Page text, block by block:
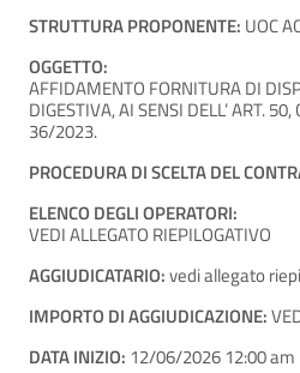
STRUTTURA PROPONENTE: UOC
OGGETTO:
AFFIDAMENTO FORNITURA DI
DIGESTIVA, AI SENSI DELL’ ART. 50,
36/2023.
PROCEDURA DI SCELTA DEL
ELENCO DEGLI OPERATORI:
VEDI ALLEGATO RIEPILOGATIVO
AGGIUDICATARIO:vedi allegato
IMPORTO DI AGGIUDICAZIONE:
DATA INIZIO: 12/06/2026 12:00 am